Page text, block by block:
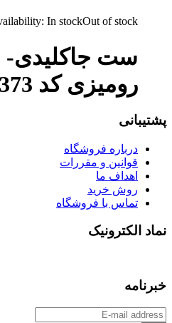
In stockOut of stock
ست جاکلیدی-
رومیزی کد NG0373
پشتیبانی
درباره فروشگاه
قوانین و مقررات
اهداف ما
روش خرید
تماس با فروشگاه
نماد الکترونیک
خبرنامه